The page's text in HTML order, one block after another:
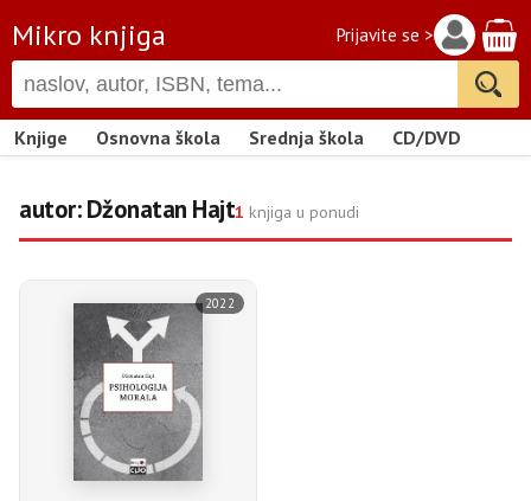
Mikro knjiga Prijavite se >
Knjige Osnovna škola Srednja škola CD/DVD
autor: Džonatan Hajt1 knjiga u ponudi
2022